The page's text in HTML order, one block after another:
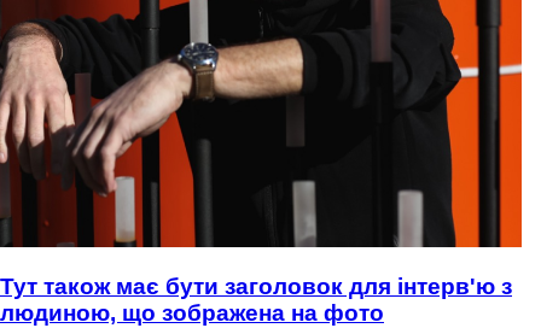
Тут також має бути заголовок для інтерв'ю з
людиною, що зображена на фото